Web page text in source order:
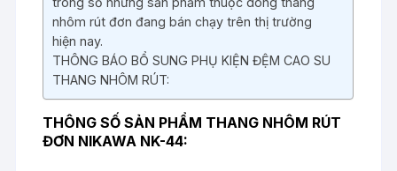
nhôm rút đơn đang bán chạy trên thị trường
hiện nay.
THÔNG BÁO BỔ SUNG PHỤ KIỆN ĐỆM CAO SU
THANG NHÔM RÚT:
THÔNG SỐ SẢN PHẨM THANG NHÔM RÚT
ĐƠN NIKAWA NK-44: